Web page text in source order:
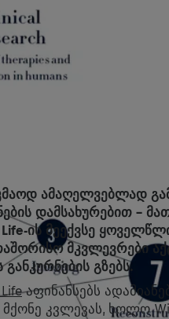
ამაღელვებლად
დამსახურებით -
Life-ის მეექვსე
მკვლევრები
გზებს.
აფინანსებს
კვლევას, ხოლო